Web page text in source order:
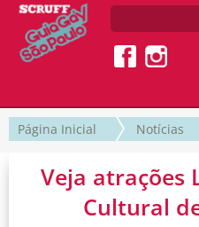
Página Inicial Notícias
Veja atrações
Cultural